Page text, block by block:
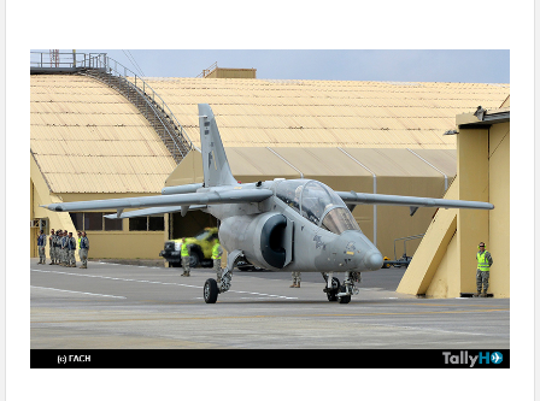
multidominio-en-chile-06